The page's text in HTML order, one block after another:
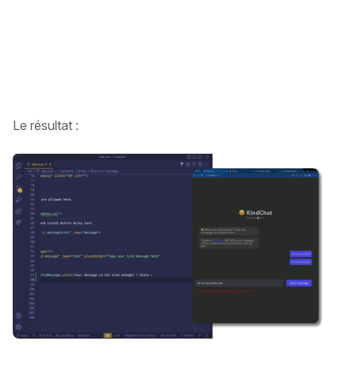
Le résultat :